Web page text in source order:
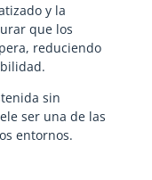
y la
que los
reduciendo
sin
ser una de las
entornos.